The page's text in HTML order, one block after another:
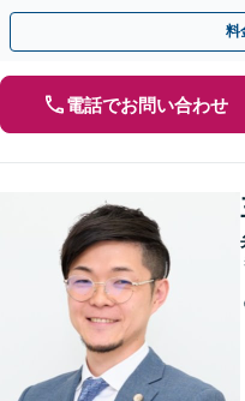
はご相談ください。大阪天満宮2
料
電話でお問い合わせ